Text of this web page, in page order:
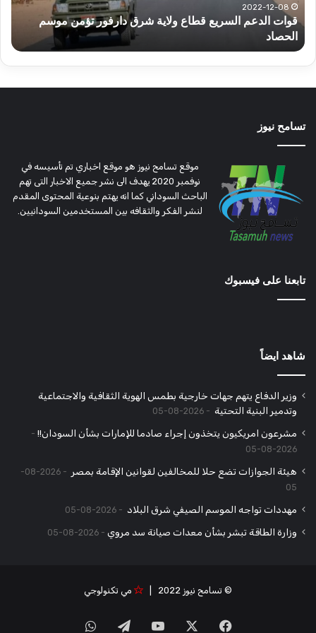
تؤمن
موسم
الحصاد
2022-12-08
قوات الدعم السريع قطاع ولاية شرق دارفور تؤمن موسم
الحصاد
تسامح نيوز
موقع تسامح نيوز هو موقع اخباري تم تأسيسه في
نوفمبر 2020 يهدف الى نشر جميع الاخبار التى تهم
الباحث السوداني كما انه يهتم بنوعية المحتوى المقدم
لنشر الفكر والثقافه بين المستخدمين السودانيين.
تابعنا على فيسبوك
شاهد ايضاً
وزير الدفاع يتهم جهات خارجية بطمس الهوية الثقافية والاجتماعية
وتدمير البنية التحتية
2026-08-05
مشرعون امريكيون يتخذون إجراء صادما للإمارات بشأن السودان!!
2026-08-05
هيئة الجوازات تضع حلا للمخالفين لقوانين الإقامة بمصر
2026-08-
05
مهددات تواجه الموسم الصيفي شرق البلاد 2026-08-05
وزارة الطاقة تبشر بشأن معدات صيانة سد مروي 2026-08-05
© تسامح نيوز 2022 | مي تكنولوجي
فيسبوك ‫YouTubeتيلقرامواتساب